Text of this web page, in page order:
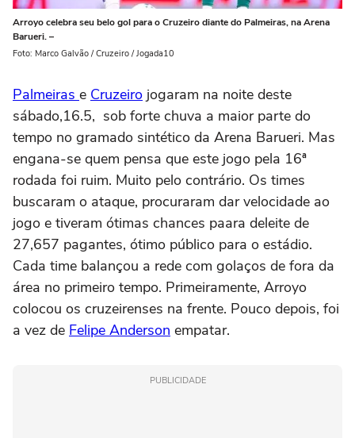
Arroyo celebra seu belo gol para o Cruzeiro diante do Palmeiras, na Arena
Barueri. –
Foto: Marco Galvão / Cruzeiro / Jogada10
Palmeiras e Cruzeiro jogaram na noite deste
sábado,16.5, sob forte chuva a maior parte do
tempo no gramado sintético da Arena Barueri. Mas
engana-se quem pensa que este jogo pela 16ª
rodada foi ruim. Muito pelo contrário. Os times
buscaram o ataque, procuraram dar velocidade ao
jogo e tiveram ótimas chances paara deleite de
27,657 pagantes, ótimo público para o estádio.
Cada time balançou a rede com golaços de fora da
área no primeiro tempo. Primeiramente, Arroyo
colocou os cruzeirenses na frente. Pouco depois, foi
a vez de Felipe Anderson empatar.
PUBLICIDADE